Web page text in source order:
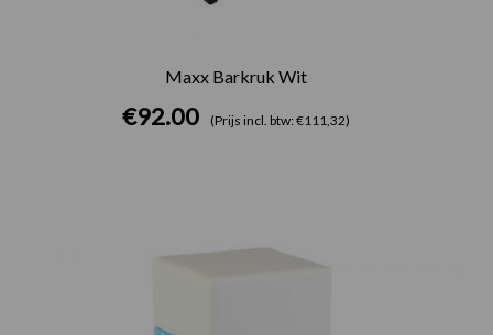
Maxx Barkruk Wit
€92.00 (Prijs incl. btw: €111,32)